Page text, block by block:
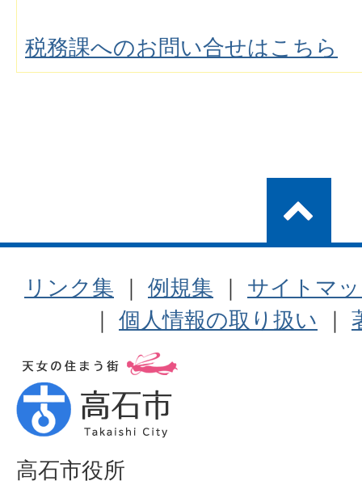
税務課へのお問い合せはこちら
リンク集 ｜ 例規集 ｜ サイトマ
｜ 個人情報の取り扱い ｜
高石市役所